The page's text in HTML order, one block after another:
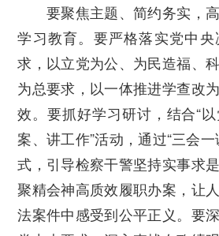
要聚焦主题、简约务实，
学习教育。 要严格落实党中
求，以立党为公、为民造福、
为总要求，以一体推进学查改
效。要抓好学习研讨， 结合“
案、讲工作”活动，通过“三会
式，引导检察干警坚持实事求
聚精会神高质效履职办案，让
法案件中感受到公平正义。 要